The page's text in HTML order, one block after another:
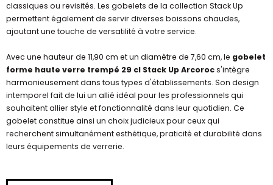
classiques ou revisités. Les gobelets de la collection Stack Up
permettent également de servir diverses boissons chaudes,
ajoutant une touche de versatilité à votre service.
Avec une hauteur de 11,90 cm et un diamètre de 7,60 cm, le gobelet
forme haute verre trempé 29 cl Stack Up Arcorocs'intègre
harmonieusement dans tous types d'établissements. Son design
intemporel fait de lui un allié idéal pour les professionnels qui
souhaitent allier style et fonctionnalité dans leur quotidien. Ce
gobelet constitue ainsi un choix judicieux pour ceux qui
recherchent simultanément esthétique, praticité et durabilité dans
leurs équipements de verrerie.